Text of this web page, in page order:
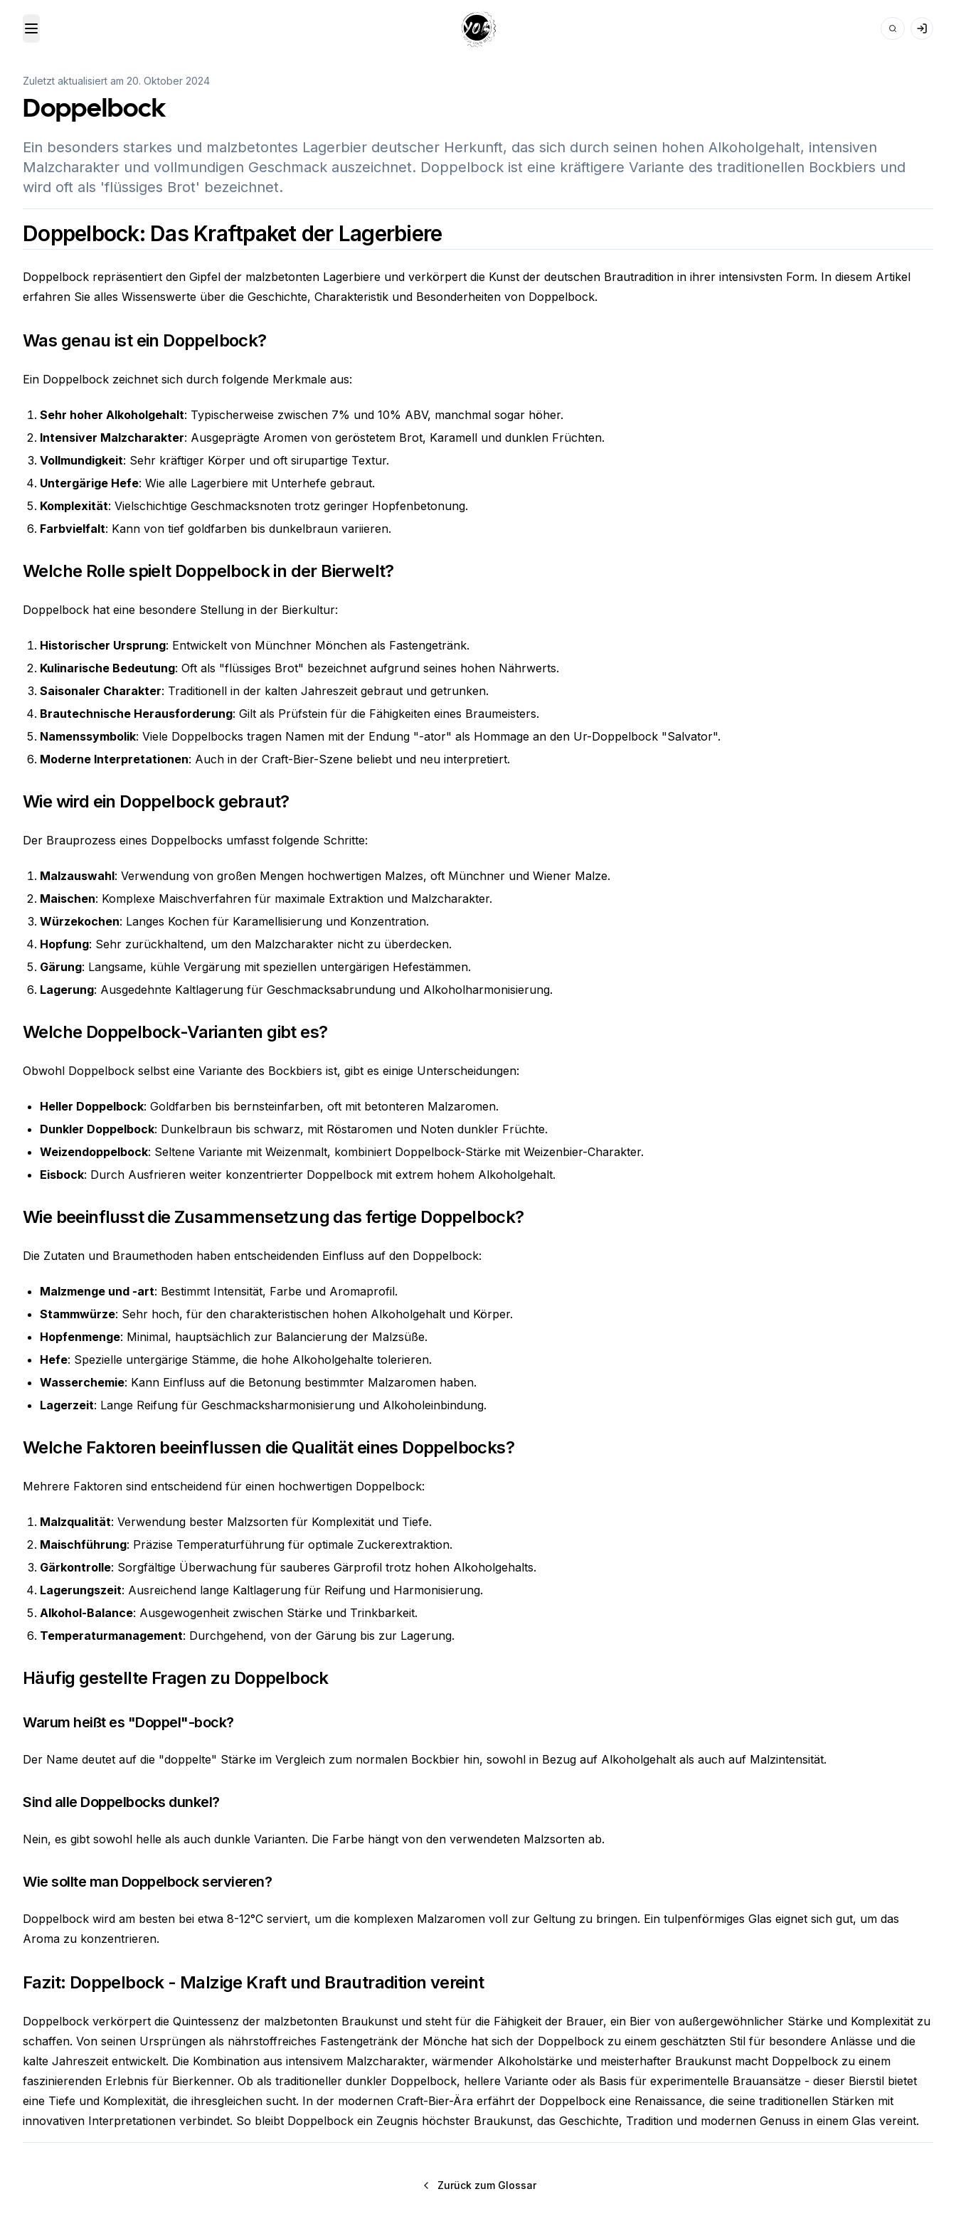
Toggle Menu Your Own Beer
Zuletzt aktualisiert am 20. Oktober 2024
Doppelbock
Ein besonders starkes und malzbetontes Lagerbier deutscher Herkunft, das sich durch seinen hohen Alkoholgehalt, intensiven
Malzcharakter und vollmundigen Geschmack auszeichnet. Doppelbock ist eine kräftigere Variante des traditionellen Bockbiers und
wird oft als 'flüssiges Brot' bezeichnet.
Doppelbock: Das Kraftpaket der Lagerbiere
Doppelbock repräsentiert den Gipfel der malzbetonten Lagerbiere und verkörpert die Kunst der deutschen Brautradition in ihrer intensivsten Form. In diesem Artikel
erfahren Sie alles Wissenswerte über die Geschichte, Charakteristik und Besonderheiten von Doppelbock.
Was genau ist ein Doppelbock?
Ein Doppelbock zeichnet sich durch folgende Merkmale aus:
Sehr hoher Alkoholgehalt: Typischerweise zwischen 7% und 10% ABV, manchmal sogar höher.
Intensiver Malzcharakter: Ausgeprägte Aromen von geröstetem Brot, Karamell und dunklen Früchten.
Vollmundigkeit: Sehr kräftiger Körper und oft sirupartige Textur.
Untergärige Hefe: Wie alle Lagerbiere mit Unterhefe gebraut.
Komplexität: Vielschichtige Geschmacksnoten trotz geringer Hopfenbetonung.
Farbvielfalt: Kann von tief goldfarben bis dunkelbraun variieren.
Welche Rolle spielt Doppelbock in der Bierwelt?
Doppelbock hat eine besondere Stellung in der Bierkultur:
Historischer Ursprung: Entwickelt von Münchner Mönchen als Fastengetränk.
Kulinarische Bedeutung: Oft als "flüssiges Brot" bezeichnet aufgrund seines hohen Nährwerts.
Saisonaler Charakter: Traditionell in der kalten Jahreszeit gebraut und getrunken.
Brautechnische Herausforderung: Gilt als Prüfstein für die Fähigkeiten eines Braumeisters.
Namenssymbolik: Viele Doppelbocks tragen Namen mit der Endung "-ator" als Hommage an den Ur-Doppelbock "Salvator".
Moderne Interpretationen: Auch in der Craft-Bier-Szene beliebt und neu interpretiert.
Wie wird ein Doppelbock gebraut?
Der Brauprozess eines Doppelbocks umfasst folgende Schritte:
Malzauswahl: Verwendung von großen Mengen hochwertigen Malzes, oft Münchner und Wiener Malze.
Maischen: Komplexe Maischverfahren für maximale Extraktion und Malzcharakter.
Würzekochen: Langes Kochen für Karamellisierung und Konzentration.
Hopfung: Sehr zurückhaltend, um den Malzcharakter nicht zu überdecken.
Gärung: Langsame, kühle Vergärung mit speziellen untergärigen Hefestämmen.
Lagerung: Ausgedehnte Kaltlagerung für Geschmacksabrundung und Alkoholharmonisierung.
Welche Doppelbock-Varianten gibt es?
Obwohl Doppelbock selbst eine Variante des Bockbiers ist, gibt es einige Unterscheidungen:
Heller Doppelbock: Goldfarben bis bernsteinfarben, oft mit betonteren Malzaromen.
Dunkler Doppelbock: Dunkelbraun bis schwarz, mit Röstaromen und Noten dunkler Früchte.
Weizendoppelbock: Seltene Variante mit Weizenmalt, kombiniert Doppelbock-Stärke mit Weizenbier-Charakter.
Eisbock: Durch Ausfrieren weiter konzentrierter Doppelbock mit extrem hohem Alkoholgehalt.
Wie beeinflusst die Zusammensetzung das fertige Doppelbock?
Die Zutaten und Braumethoden haben entscheidenden Einfluss auf den Doppelbock:
Malzmenge und -art: Bestimmt Intensität, Farbe und Aromaprofil.
Stammwürze: Sehr hoch, für den charakteristischen hohen Alkoholgehalt und Körper.
Hopfenmenge: Minimal, hauptsächlich zur Balancierung der Malzsüße.
Hefe: Spezielle untergärige Stämme, die hohe Alkoholgehalte tolerieren.
Wasserchemie: Kann Einfluss auf die Betonung bestimmter Malzaromen haben.
Lagerzeit: Lange Reifung für Geschmacksharmonisierung und Alkoholeinbindung.
Welche Faktoren beeinflussen die Qualität eines Doppelbocks?
Mehrere Faktoren sind entscheidend für einen hochwertigen Doppelbock:
Malzqualität: Verwendung bester Malzsorten für Komplexität und Tiefe.
Maischführung: Präzise Temperaturführung für optimale Zuckerextraktion.
Gärkontrolle: Sorgfältige Überwachung für sauberes Gärprofil trotz hohen Alkoholgehalts.
Lagerungszeit: Ausreichend lange Kaltlagerung für Reifung und Harmonisierung.
Alkohol-Balance: Ausgewogenheit zwischen Stärke und Trinkbarkeit.
Temperaturmanagement: Durchgehend, von der Gärung bis zur Lagerung.
Häufig gestellte Fragen zu Doppelbock
Warum heißt es "Doppel"-bock?
Der Name deutet auf die "doppelte" Stärke im Vergleich zum normalen Bockbier hin, sowohl in Bezug auf Alkoholgehalt als auch auf Malzintensität.
Sind alle Doppelbocks dunkel?
Nein, es gibt sowohl helle als auch dunkle Varianten. Die Farbe hängt von den verwendeten Malzsorten ab.
Wie sollte man Doppelbock servieren?
Doppelbock wird am besten bei etwa 8-12°C serviert, um die komplexen Malzaromen voll zur Geltung zu bringen. Ein tulpenförmiges Glas eignet sich gut, um das
Aroma zu konzentrieren.
Fazit: Doppelbock - Malzige Kraft und Brautradition vereint
Doppelbock verkörpert die Quintessenz der malzbetonten Braukunst und steht für die Fähigkeit der Brauer, ein Bier von außergewöhnlicher Stärke und Komplexität zu
schaffen. Von seinen Ursprüngen als nährstoffreiches Fastengetränk der Mönche hat sich der Doppelbock zu einem geschätzten Stil für besondere Anlässe und die
kalte Jahreszeit entwickelt. Die Kombination aus intensivem Malzcharakter, wärmender Alkoholstärke und meisterhafter Braukunst macht Doppelbock zu einem
faszinierenden Erlebnis für Bierkenner. Ob als traditioneller dunkler Doppelbock, hellere Variante oder als Basis für experimentelle Brauansätze - dieser Bierstil bietet
eine Tiefe und Komplexität, die ihresgleichen sucht. In der modernen Craft-Bier-Ära erfährt der Doppelbock eine Renaissance, die seine traditionellen Stärken mit
innovativen Interpretationen verbindet. So bleibt Doppelbock ein Zeugnis höchster Braukunst, das Geschichte, Tradition und modernen Genuss in einem Glas vereint.
Zurück zum Glossar